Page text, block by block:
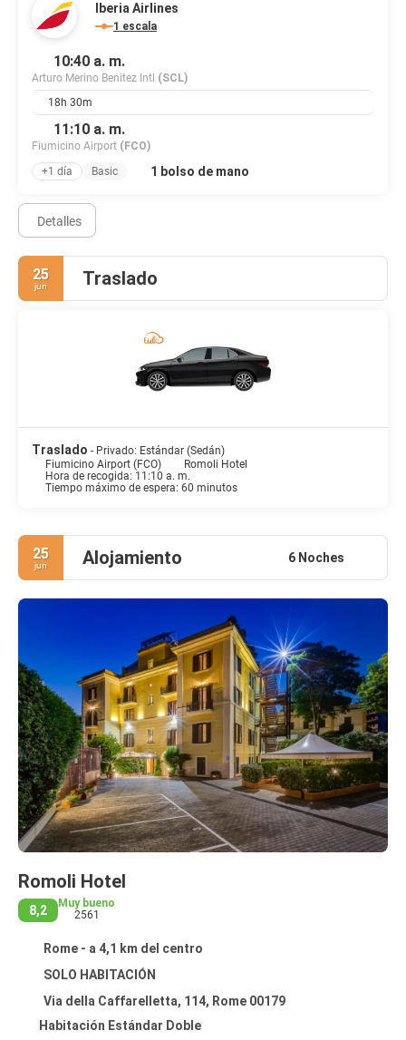
Iberia Airlines
1 escala
10:40 a. m.
Arturo Merino Benitez Intl (SCL)
18h 30m
11:10 a. m.
Fiumicino Airport (FCO)
+1 día
Basic 1 bolso de mano
Detalles
25
jun Traslado
Traslado - Privado: Estándar (Sedán)
Fiumicino Airport (FCO)
Romoli Hotel
Hora de recogida: 11:10 a. m.
Tiempo máximo de espera: 60 minutos
25
jun Alojamiento 6 Noches
Romoli Hotel
8,2
Muy bueno
2561
Rome - a 4,1 km del centro
SOLO HABITACIÓN
Via della Caffarelletta, 114, Rome 00179
Habitación Estándar Doble